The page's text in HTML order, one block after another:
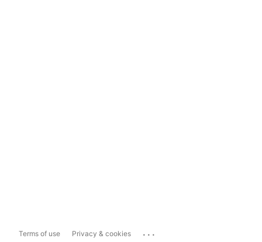
Terms of use Privacy & cookies ...